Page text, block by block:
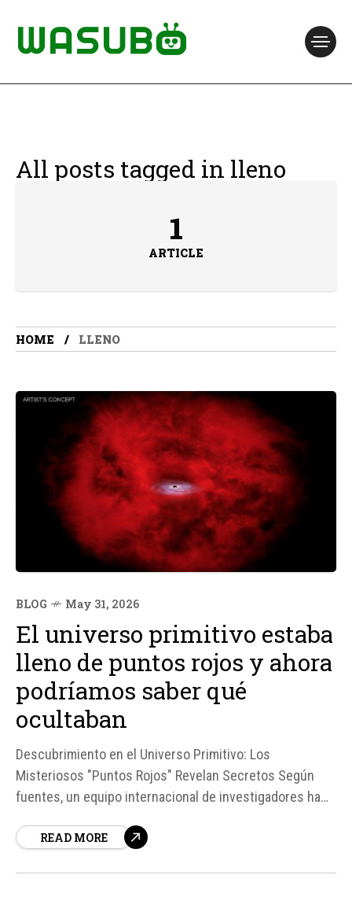
All posts tagged in lleno
1
ARTICLE
HOME LLENO
BLOG May 31, 2026
El universo primitivo estaba
lleno de puntos rojos y ahora
podríamos saber qué
ocultaban
Descubrimiento en el Universo Primitivo: Los
Misteriosos "Puntos Rojos" Revelan Secretos Según
fuentes, un equipo internacional de investigadores ha
primitivo, relacionado con los enigmáticos "puntos
READ MORE